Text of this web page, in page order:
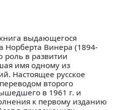
выдающегося
Норберта Винера (1894-
в развитии
имя одному из
Настоящее русское
второго
в 1961 г. и
к первому изданию